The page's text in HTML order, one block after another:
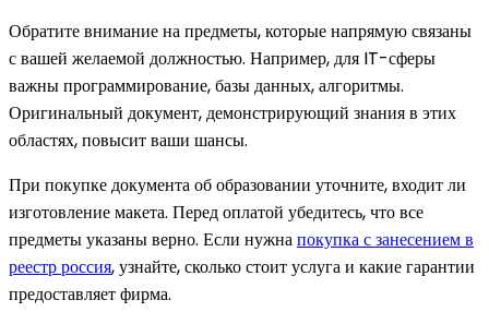
Обратите внимание на предметы, которые напрямую связаны
с вашей желаемой должностью. Например, для IT-сферы
важны программирование, базы данных, алгоритмы.
Оригинальный документ, демонстрирующий знания в этих
областях, повысит ваши шансы.
При покупке документа об образовании уточните, входит ли
изготовление макета. Перед оплатой убедитесь, что все
предметы указаны верно. Если нужнапокупка с занесением в
реестр россия, узнайте, сколько стоит услуга и какие гарантии
предоставляет фирма.